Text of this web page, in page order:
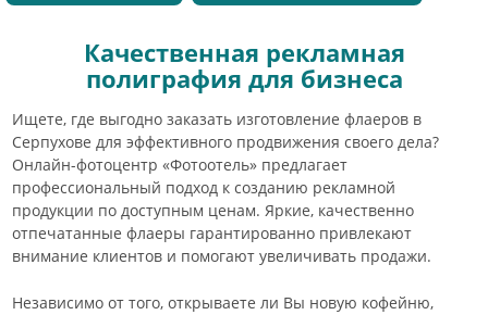
Качественная рекламная
полиграфия для бизнеса
Ищете, где выгодно заказать изготовление флаеров в
Серпухове для эффективного продвижения своего дела?
Онлайн-фотоцентр «Фотоотель» предлагает
профессиональный подход к созданию рекламной
продукции по доступным ценам. Яркие, качественно
отпечатанные флаеры гарантированно привлекают
внимание клиентов и помогают увеличивать продажи.
Независимо от того, открываете ли Вы новую кофейню,